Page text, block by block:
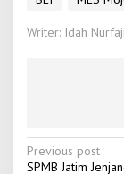
Writer: Idah
P
Previous post
SPMB Jatim